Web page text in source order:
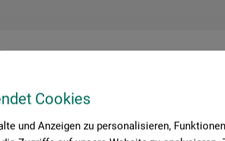
Cookies
und Anzeigen zu personalisieren,